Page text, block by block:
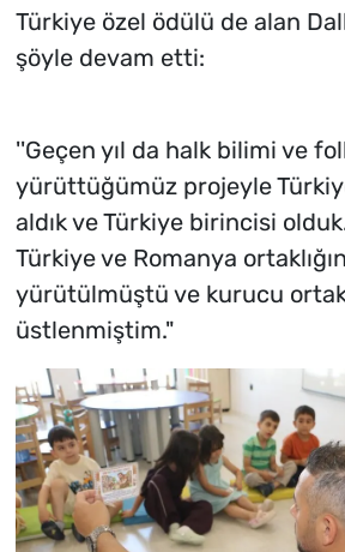
Türkiye özel ödülü de alan
şöyle devam etti:
''Geçen yıl da halk bilimi ve
yürüttüğümüz projeyle
aldık ve Türkiye birincisi
Türkiye ve Romanya
yürütülmüştü ve kurucu
üstlenmiştim."